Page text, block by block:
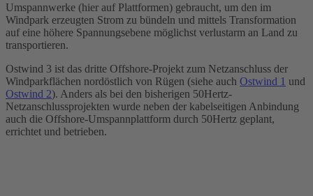
Umspannwerke (hier auf Plattformen) gebraucht, um den im
Windpark erzeugten Strom zu bündeln und mittels Transformation
auf eine höhere Spannungsebene möglichst verlustarm an Land zu
transportieren.
Ostwind 3 ist das dritte Offshore-Projekt zum Netzanschluss der
Windparkflächen nordöstlich von Rügen (siehe auch Ostwind 1 und
Ostwind 2). Anders als bei den bisherigen 50Hertz-
Netzanschlussprojekten wurde neben der kabelseitigen Anbindung
auch die Offshore-Umspannplattform durch 50Hertz geplant,
errichtet und betrieben.